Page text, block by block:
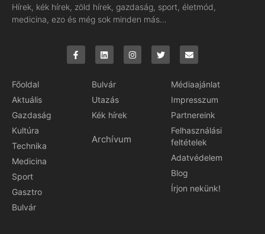
Hírek, kék hírek, zöld hírek, gazdaság, sport, életmód,
medicina, ezo és még sok minden más…
Főoldal
Aktuális
Gazdaság
Kultúra
Technika
Medicina
Sport
Gasztro
Bulvár
Bulvár
Utazás
Kék hírek
Archívum
Médiaajánlat
Impresszum
Partnereink
Felhasználási
feltételek
Adatvédelem
Blog
Írjon nekünk!